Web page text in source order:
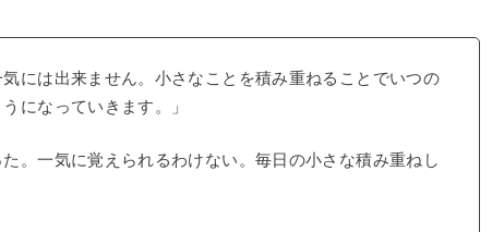
には出来ません。小さなことを積み重ねることでいつの
になっていきます。」
。一気に覚えられるわけない。毎日の小さな積み重ねし